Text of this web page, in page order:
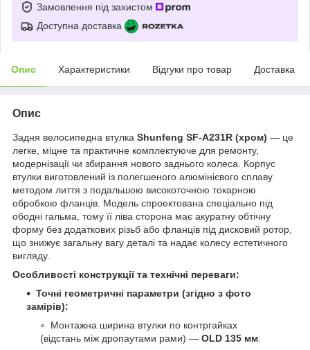
Замовлення під захистом
Доступна доставка
Опис Характеристики Відгуки про товар Доставка
Опис
Задня велосипедна втулка Shunfeng SF-A231R (хром) — це
легке, міцне та практичне комплектуюче для ремонту,
модернізації чи збирання нового заднього колеса. Корпус
втулки виготовлений із полегшеного алюмінієвого сплаву
методом лиття з подальшою високоточною токарною
обробкою фланців. Модель спроектована спеціально під
ободні гальма, тому її ліва сторона має акуратну обтічну
форму без додаткових різьб або фланців під дисковий ротор,
що знижує загальну вагу деталі та надає колесу естетичного
вигляду.
Особливості конструкції та технічні переваги:
Точні геометричні параметри (згідно з фото
замірів):
Монтажна ширина втулки по контргайках
(відстань між дропаутами рами) — OLD 135 мм